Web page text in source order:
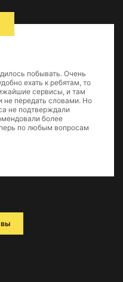
побывать. Очень
ехать к ребятам, то
сервисы, и там
не передать словами. Но
не подтверждали
более
по любым вопросам